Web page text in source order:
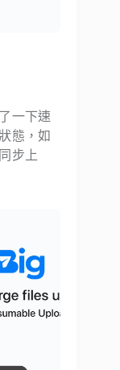
一下速
態，如
步上